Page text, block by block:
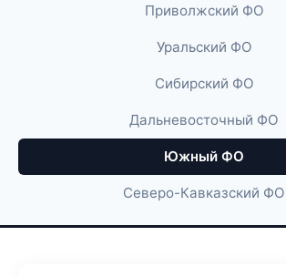
Приволжский ФО
Уральский ФО
Сибирский ФО
Дальневосточный ФО
Южный ФО
Северо-Кавказский ФО